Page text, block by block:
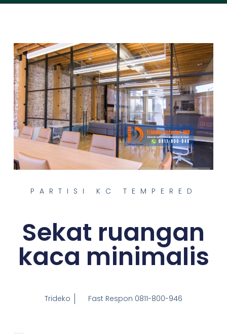
PARTISI KC TEMPERED
Sekat ruangan
kaca minimalis
Trideko Fast Respon 0811-800-946